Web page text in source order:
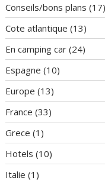
Conseils/bons plans (17)
Cote atlantique (13)
En camping car (24)
Espagne (10)
Europe (13)
France (33)
Grece (1)
Hotels (10)
Italie (1)